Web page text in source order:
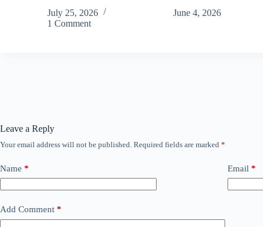
July 25, 2026
1 Comment
June 4, 2026
Leave a Reply
Your email address will not be published. Required fields are marked *
Name * Email *
Add Comment *